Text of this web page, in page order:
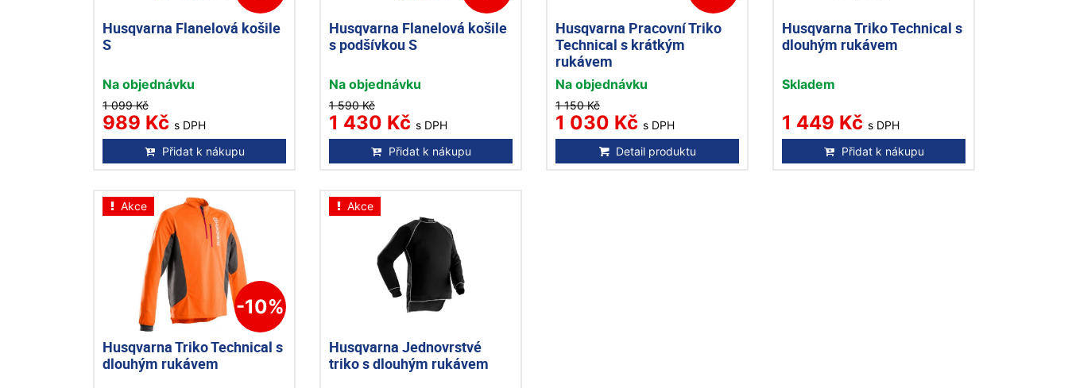
Husqvarna Flanelová košile
S
Na objednávku
1 099 Kč
989 Kč s DPH
Přidat k nákupu
Husqvarna Flanelová košile
s podšívkou S
Na objednávku
1 590 Kč
1 430 Kč s DPH
Přidat k nákupu
Husqvarna Pracovní Triko
Technical s krátkým
rukávem
Na objednávku
1 150 Kč
1 030 Kč s DPH
Detail produktu
Husqvarna Triko Technical s
dlouhým rukávem
Skladem
1 449 Kč s DPH
Přidat k nákupu
Akce
-10%
Husqvarna Triko Technical s
dlouhým rukávem
Akce
Husqvarna Jednovrstvé
triko s dlouhým rukávem